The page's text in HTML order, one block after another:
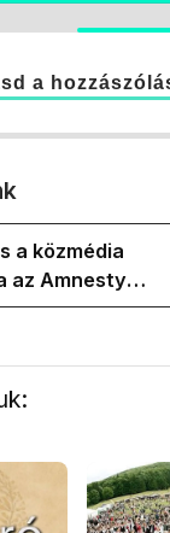
a
a közmédia
az Amnesty